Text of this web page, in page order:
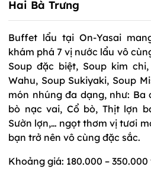
Hai Bà Trưng
Buffet lẩu tại On-Yasai
khám phá 7 vị nước lẩu vô
Soup đặc biệt, Soup kim
Wahu, Soup Sukiyaki, Soup
món nhúng đa dạng, như: Ba
bò nạc vai, Cổ bò, Thịt lợn
Sườn lợn,… ngọt thơm vị tươi
bạn trở nên vô cùng đặc sắc.
Khoảng giá: 180.000 –